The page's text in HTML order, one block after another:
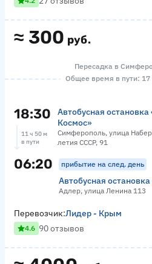
≈ 300 руб.
Пересадка в
Общее время в пути: 17
18:30
Автобусная остановка
Космос»
Симферополь, улица
летия СССР, 91
11 ч 50 м
в пути
06:20 прибытие на след. день
Автобусная
Адлер, улица Ленина 113
Перевозчик:Лидер - Крым
4.6 90 отзывов